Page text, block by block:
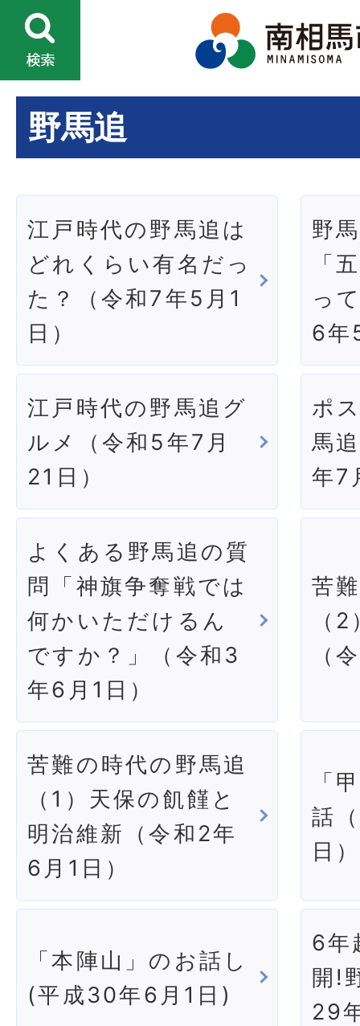
野馬追
江戸時代の野馬追は
どれくらい有名だっ
た？（令和7年5月1
日）
野
「
っ
6年
江戸時代の野馬追グ
ルメ（令和5年7月
21日）
ポ
馬
年7
よくある野馬追の質
問「神旗争奪戦では
何かいただけるん
ですか？」（令和3
年6月1日）
苦
（
（
苦難の時代の野馬追
（1）天保の飢饉と
明治維新（令和2年
6月1日）
「
話
日）
「本陣山」のお話し
(平成30年6月1日)
6年
開!
29